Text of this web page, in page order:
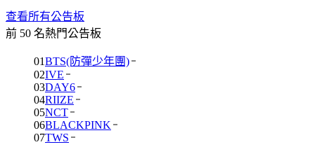
查看所有公告板
前 50 名熱門公告板
01BTS(防彈少年團)
02IVE
03DAY6
04RIIZE
05NCT
06BLACKPINK
07TWS